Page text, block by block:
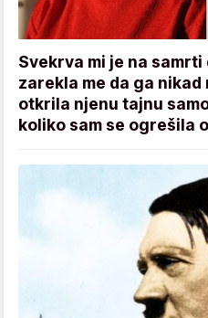
Svekrva mi je na
zarekla me da ga nikad
otkrila njenu tajnu
koliko sam se ogrešila